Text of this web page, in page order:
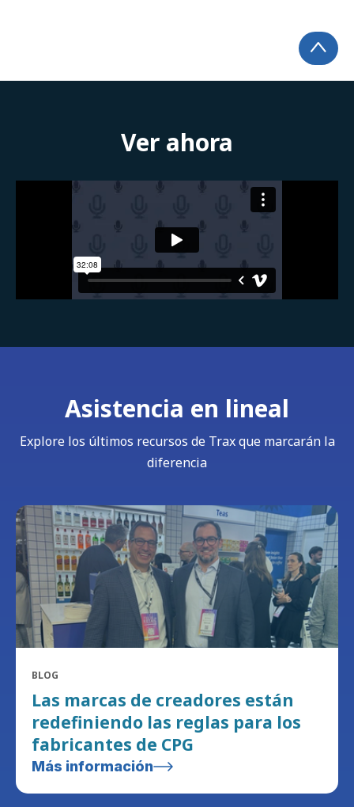
Ver ahora
Asistencia en lineal
Explore los últimos recursos de Trax que marcarán la
diferencia
BLOG
Las marcas de creadores están
redefiniendo las reglas para los
fabricantes de CPG
Más información